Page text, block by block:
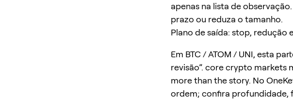
apenas na lista de
prazo ou reduza o tamanho.
Plano de saída: stop, redução
Em BTC / ATOM / UNI, esta
revisão”. core crypto markets
more than the story. No
ordem; confira profundidade,